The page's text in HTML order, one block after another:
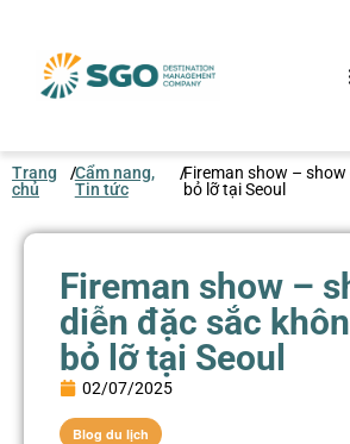
Trang
chủ
/Cẩm nang,
Tin tức
/Fireman show –
bỏ lỡ tại Seoul
Fireman show –
diễn đặc sắc
bỏ lỡ tại Seoul
02/07/2025
Blog du lịch